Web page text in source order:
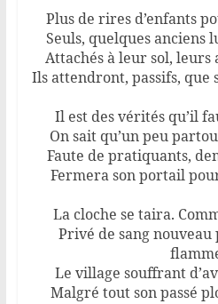
Plus de rires d’enfants
Seuls, quelques anciens
Attachés à leur sol, leurs
Ils attendront, passifs, que
Il est des vérités qu’il
On sait qu’un peu
Faute de pratiquants,
Fermera son portail
La cloche se taira.
Privé de sang
Le village souffrant
Malgré tout son passé